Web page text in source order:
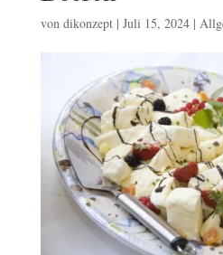
von dikonzept| Juli 15, 2024|